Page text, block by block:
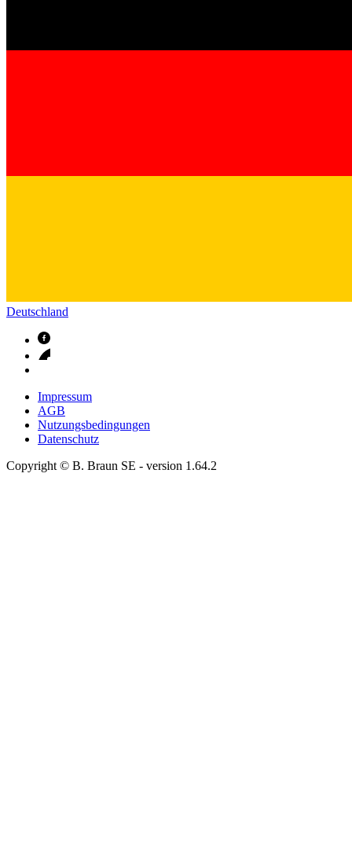
Deutschland
Impressum
AGB
Nutzungsbedingungen
Datenschutz
Copyright © B. Braun SE - version 1.64.2